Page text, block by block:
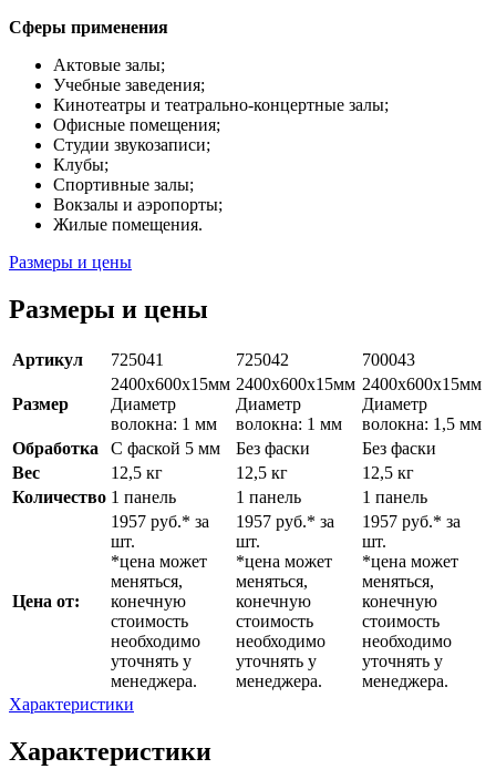
Сферы применения
Актовые залы;
Учебные заведения;
Кинотеатры и театрально-концертные залы;
Офисные помещения;
Студии звукозаписи;
Клубы;
Спортивные залы;
Вокзалы и аэропорты;
Жилые помещения.
Размеры и цены
Размеры и цены
Артикул 725041 725042 700043
Размер
2400х600х15мм
Диаметр
волокна: 1 мм
2400х600х15мм
Диаметр
волокна: 1 мм
2400х600х15мм
Диаметр
волокна: 1,5 мм
Обработка
С фаской 5 мм Без фаски
Без фаски
Вес
12,5 кг 12,5 кг
12,5 кг
Количество 1 панель 1 панель 1 панель
Цена от:
1957 руб.* за
шт.
*цена может
меняться,
конечную
стоимость
необходимо
уточнять у
менеджера.
1957 руб.* за
шт.
*цена может
меняться,
конечную
стоимость
необходимо
уточнять у
менеджера.
1957 руб.* за
шт.
*цена может
меняться,
конечную
стоимость
необходимо
уточнять у
менеджера.
Характеристики
Характеристики